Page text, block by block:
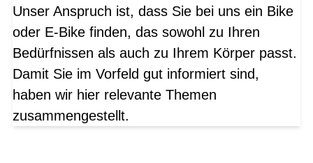
Unser Anspruch ist, dass Sie bei uns ein Bike
oder E-Bike finden, das sowohl zu Ihren
Bedürfnissen als auch zu Ihrem Körper passt.
Damit Sie im Vorfeld gut informiert sind,
haben wir hier relevante Themen
zusammengestellt.